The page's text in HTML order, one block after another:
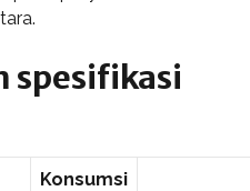
spesifikasi
Konsumsi